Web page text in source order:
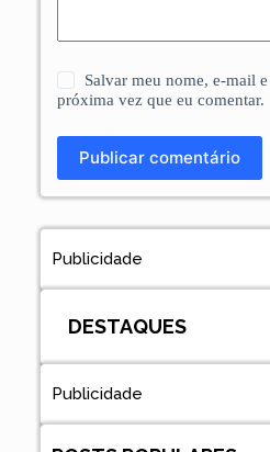
Salvar meu nome, e-mail
próxima vez que eu comentar.
Publicar comentário
Publicidade
DESTAQUES
Publicidade